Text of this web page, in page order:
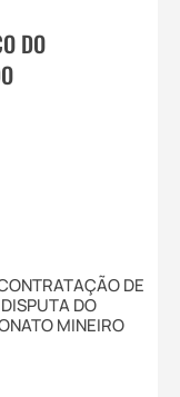
DO
DE
DO
MINEIRO